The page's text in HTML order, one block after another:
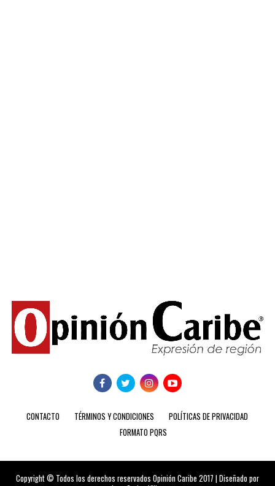
CONTACTO TÉRMINOS Y CONDICIONES
POLÍTICAS DE PRIVACIDAD
FORMATO PQRS
Copyright © Todos los derechos reservados Opinión Caribe 2017 | Diseñado por